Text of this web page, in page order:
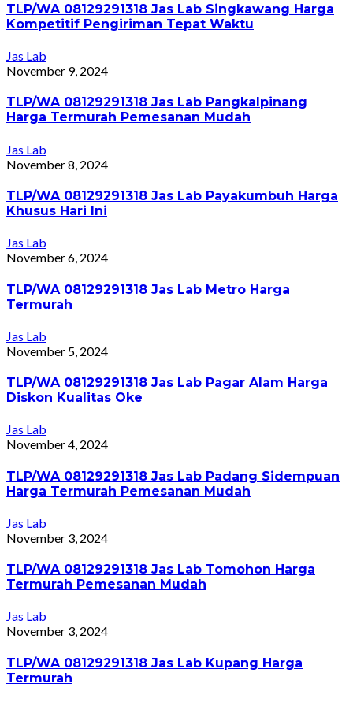
TLP/WA 08129291318 Jas Lab Singkawang Harga
Kompetitif Pengiriman Tepat Waktu
Jas Lab
November 9, 2024
TLP/WA 08129291318 Jas Lab Pangkalpinang
Harga Termurah Pemesanan Mudah
Jas Lab
November 8, 2024
TLP/WA 08129291318 Jas Lab Payakumbuh Harga
Khusus Hari Ini
Jas Lab
November 6, 2024
TLP/WA 08129291318 Jas Lab Metro Harga
Termurah
Jas Lab
November 5, 2024
TLP/WA 08129291318 Jas Lab Pagar Alam Harga
Diskon Kualitas Oke
Jas Lab
November 4, 2024
TLP/WA 08129291318 Jas Lab Padang Sidempuan
Harga Termurah Pemesanan Mudah
Jas Lab
November 3, 2024
TLP/WA 08129291318 Jas Lab Tomohon Harga
Termurah Pemesanan Mudah
Jas Lab
November 3, 2024
TLP/WA 08129291318 Jas Lab Kupang Harga
Termurah